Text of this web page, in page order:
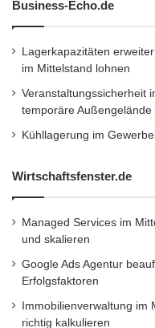
sollten das
Urlaubsreisen
dabei haben, um
nachfüllen zu
Ölstand
Business-Echo.de
Lagerkapazitäten
im Mittelstand lohnen
Veranstaltungssicherheit
temporäre Außengelände
Kühllagerung im
Wirtschaftsfenster.de
Managed Services im
und skalieren
Google Ads Agentur
Erfolgsfaktoren
Immobilienverwaltung im
richtig kalkulieren